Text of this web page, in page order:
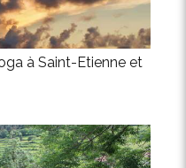
à Saint-Etienne et